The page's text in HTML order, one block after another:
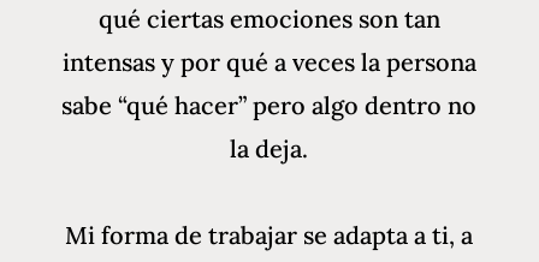
qué ciertas emociones son tan
intensas y por qué a veces la persona
sabe “qué hacer” pero algo dentro no
la deja.
Mi forma de trabajar se adapta a ti, a